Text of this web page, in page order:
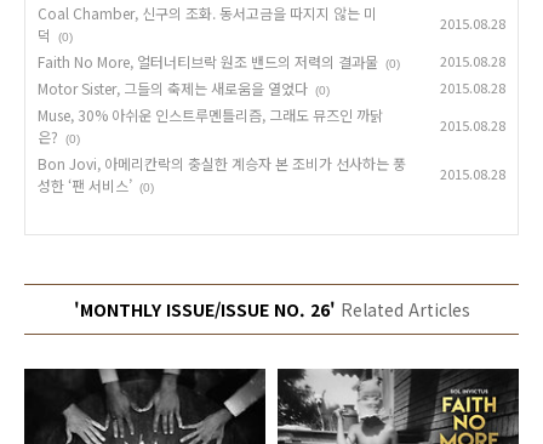
Coal Chamber, 신구의 조화. 동서고금을 따지지 않는 미
덕
(0)
2015.08.28
Faith No More, 얼터너티브락 원조 밴드의 저력의 결과물 (0) 2015.08.28
Motor Sister, 그들의 축제는 새로움을 열었다 (0) 2015.08.28
Muse, 30% 아쉬운 인스트루멘틀리즘, 그래도 뮤즈인 까닭
은?
(0)
2015.08.28
Bon Jovi, 아메리칸락의 충실한 계승자 본 조비가 선사하는 풍
성한 ‘팬 서비스’ (0)
2015.08.28
'MONTHLY ISSUE/ISSUE NO. 26' Related Articles